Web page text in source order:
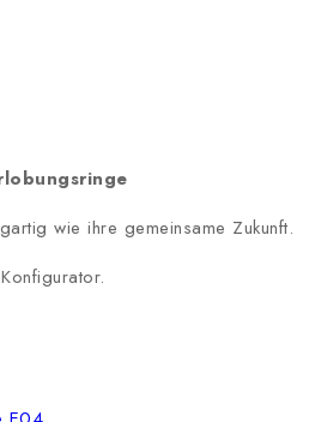
wie ihre gemeinsame Zukunft.